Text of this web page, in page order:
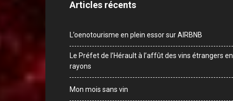
Articles récents
L’oenotourisme en plein essor sur AIRBNB
Le Préfet de l’Hérault à l’affût des vins étrangers en
rayons
Mon mois sans vin